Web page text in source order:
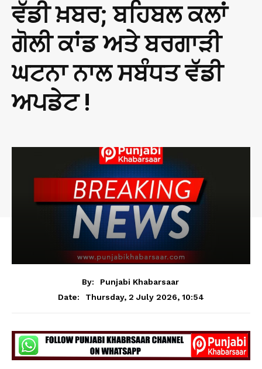
ਵੱਡੀ ਖ਼ਬਰ; ਬਹਿਬਲ ਕਲਾਂ
ਗੋਲੀ ਕਾਂਡ ਅਤੇ ਬਰਗਾੜੀ
ਘਟਨਾ ਨਾਲ ਸਬੰਧਤ ਵੱਡੀ
ਅਪਡੇਟ !
By:
Punjabi Khabarsaar
Date:
Thursday, 2 July 2026, 10:54